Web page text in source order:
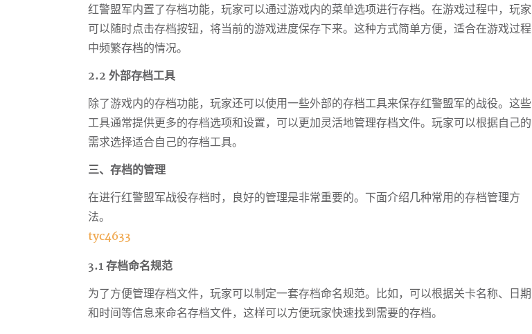
红警盟军内置了存档功能，玩家可以通过游戏内的菜单选项进行存档。在游戏过程中，玩家
可以随时点击存档按钮，将当前的游戏进度保存下来。这种方式简单方便，适合在游戏过程
中频繁存档的情况。
2.2 外部存档工具
除了游戏内的存档功能，玩家还可以使用一些外部的存档工具来保存红警盟军的战役。这些
工具通常提供更多的存档选项和设置，可以更加灵活地管理存档文件。玩家可以根据自己的
需求选择适合自己的存档工具。
三、存档的管理
在进行红警盟军战役存档时，良好的管理是非常重要的。下面介绍几种常用的存档管理方
法。
tyc4633
3.1 存档命名规范
为了方便管理存档文件，玩家可以制定一套存档命名规范。比如，可以根据关卡名称、日期
和时间等信息来命名存档文件，这样可以方便玩家快速找到需要的存档。